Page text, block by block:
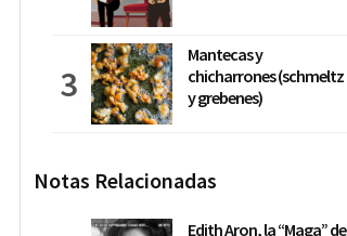
Mantecas y
chicharrones (schmeltz
y grebenes)
Notas Relacionadas
Edith Aron, la “Maga” de